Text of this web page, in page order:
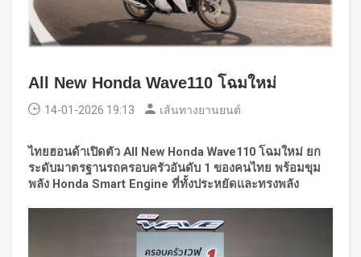
All New Honda Wave110 โฉมใหม่
14-01-2026 19:13 เส้นทางยานยนต์
ไทยฮอนด้าเปิดตัว All New Honda Wave110 โฉมใหม่ ยก
ระดับมาตรฐานรถครอบครัวอันดับ 1 ของคนไทย พร้อมขุม
พลัง Honda Smart Engine ที่ทั้งประหยัดและทรงพลัง